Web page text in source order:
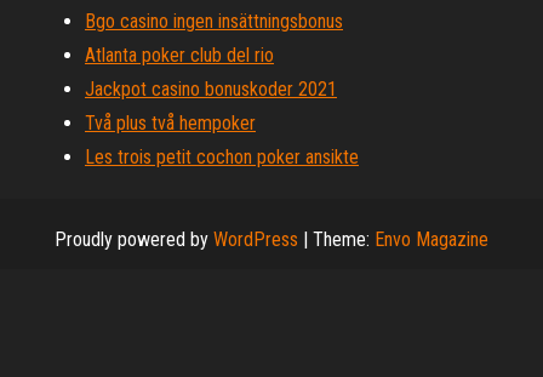
Bgo casino ingen insättningsbonus
Atlanta poker club del rio
Jackpot casino bonuskoder 2021
Två plus två hempoker
Les trois petit cochon poker ansikte
Proudly powered by WordPress | Theme: Envo Magazine